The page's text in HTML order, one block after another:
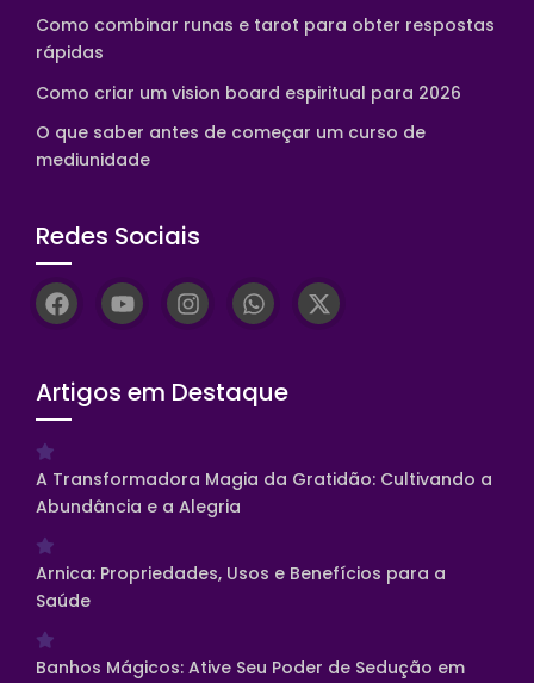
Como combinar runas e tarot para obter respostas
rápidas
Como criar um vision board espiritual para 2026
O que saber antes de começar um curso de
mediunidade
Redes Sociais
Artigos em Destaque
A Transformadora Magia da Gratidão: Cultivando a
Abundância e a Alegria
Arnica: Propriedades, Usos e Benefícios para a
Saúde
Banhos Mágicos: Ative Seu Poder de Sedução em